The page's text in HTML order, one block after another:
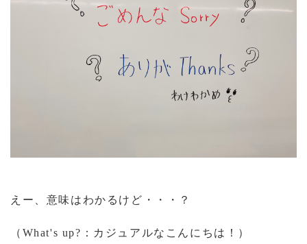
えー、意味はわかるけど・・・？
（ What's up? ：カジュアルなこんにちは！）